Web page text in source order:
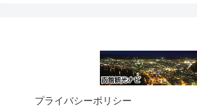
プライバシーポリシー